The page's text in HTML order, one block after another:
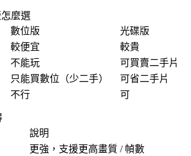
麼選
數位版
光碟版
較便宜
較貴
不能玩
可買賣二手片
只能買數位（少二手）
可省二手片
不行 可
說明
更強，支援更高畫質 / 幀數